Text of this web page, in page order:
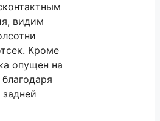
видим
Кроме
опущен на